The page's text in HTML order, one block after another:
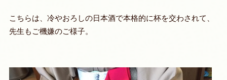
こちらは、冷やおろしの日本酒で本格的に杯を交わされて、
先生もご機嫌のご様子。